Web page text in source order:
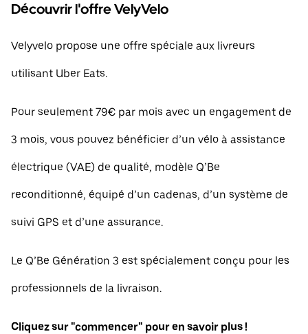
Découvrir l'offre VelyVelo
Velyvelo propose une offre spéciale aux livreurs
utilisant Uber Eats.
Pour seulement 79€ par mois avec un engagement de
3 mois, vous pouvez bénéficier d’un vélo à assistance
électrique (VAE) de qualité, modèle Q’Be
reconditionné, équipé d’un cadenas, d’un système de
suivi GPS et d’une assurance.
Le Q’Be Génération 3 est spécialement conçu pour les
professionnels de la livraison.
Cliquez sur "commencer" pour en savoir plus !